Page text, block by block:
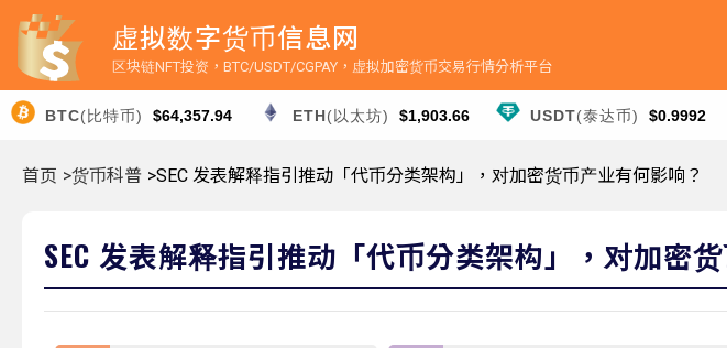
虚拟数字货币信息网
区块链NFT投资，BTC/USDT/CGPAY，虚拟加密货币交易行情分析平台
BTC(比特币) $64,357.94 ETH(以太坊) $1,903.66 USDT(泰达币) $0.9992
首页 >货币科普 >SEC 发表解释指引推动「代币分类架构」，对加密货币产业有何影响？
SEC 发表解释指引推动「代币分类架构」，对加密